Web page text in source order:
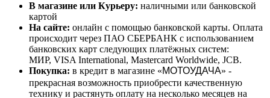
В магазине или Курьеру: наличными или банковской
картой
На сайте: онлайн с помощью банковской карты. Оплата
происходит через ПАО СБЕРБАНК с использованием
банковских карт следующих платёжных систем:
МИР, VISA International, Mastercard Worldwide, JCB.
Покупка: в кредит в магазине «МОТОУДАЧА» -
прекрасная возможность приобрести качественную
технику и растянуть оплату на несколько месяцев на